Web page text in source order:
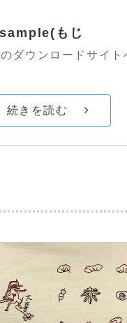
もじ
ダウンロードサイト
続きを読む